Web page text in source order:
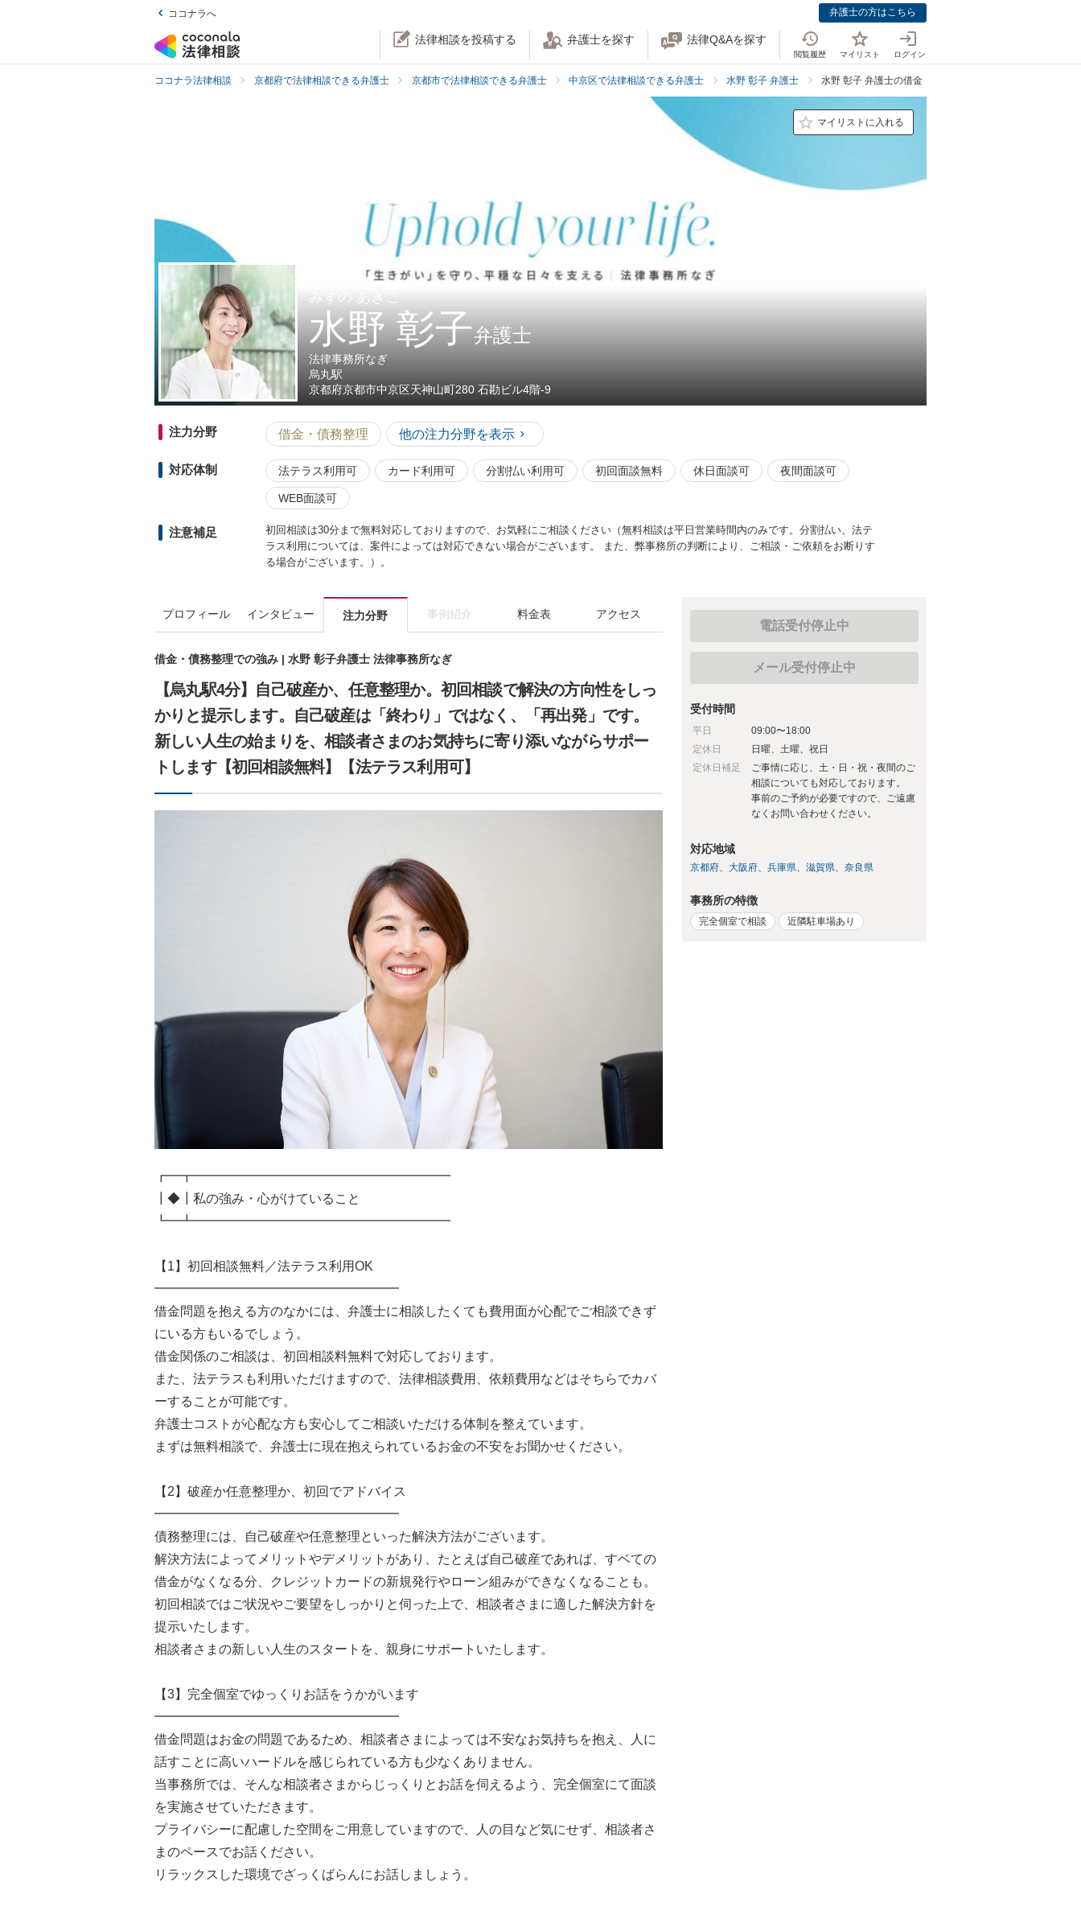
ココナラへ 弁護士の方はこちら
法律相談を投稿する 弁護士を探す 法律Q&Aを探す
閲覧履歴 マイリスト ログイン
ココナラ法律相談 京都府で法律相談できる弁護士 京都市で法律相談できる弁護士 中京区で法律相談できる弁護士 水野 彰子 弁護士 水野 彰子 弁護士の借金・債務整理での強み
マイリストに入れる
みずの あきこ
水野 彰子弁護士
法律事務所なぎ
烏丸駅
京都府京都市中京区天神山町280 石勘ビル4階-9
注力分野 借金・債務整理 他の注力分野を表示
対応体制 法テラス利用可 カード利用可 分割払い利用可 初回面談無料 休日面談可 夜間面談可
WEB面談可
注意補足
初回相談は30分まで無料対応しておりますので、お気軽にご相談ください（無料相談は平日営業時間内のみです。分割払い、法テ
ラス利用については、案件によっては対応できない場合がございます。 また、弊事務所の判断により、ご相談・ご依頼をお断りす
る場合がございます。）。
プロフィール インタビュー 注力分野 事例紹介 料金表 アクセス
借金・債務整理での強み | 水野 彰子弁護士 法律事務所なぎ
【烏丸駅4分】自己破産か、任意整理か。初回相談で解決の方向性をしっ
かりと提示します。自己破産は「終わり」ではなく、「再出発」です。
新しい人生の始まりを、相談者さまのお気持ちに寄り添いながらサポー
トします【初回相談無料】【法テラス利用可】
┏━┳━━━━━━━━━━━━━━━━━━━━
┃◆┃私の強み・心がけていること
┗━┻━━━━━━━━━━━━━━━━━━━━
【1】初回相談無料／法テラス利用OK
━━━━━━━━━━━━━━━━━━━
借金問題を抱える方のなかには、弁護士に相談したくても費用面が心配でご相談できず
にいる方もいるでしょう。
借金関係のご相談は、初回相談料無料で対応しております。
また、法テラスも利用いただけますので、法律相談費用、依頼費用などはそちらでカバ
ーすることが可能です。
弁護士コストが心配な方も安心してご相談いただける体制を整えています。
まずは無料相談で、弁護士に現在抱えられているお金の不安をお聞かせください。
【2】破産か任意整理か、初回でアドバイス
━━━━━━━━━━━━━━━━━━━
債務整理には、自己破産や任意整理といった解決方法がございます。
解決方法によってメリットやデメリットがあり、たとえば自己破産であれば、すベての
借金がなくなる分、クレジットカードの新規発行やローン組みができなくなることも。
初回相談ではご状況やご要望をしっかりと伺った上で、相談者さまに適した解決方針を
提示いたします。
相談者さまの新しい人生のスタートを、親身にサポートいたします。
【3】完全個室でゆっくりお話をうかがいます
━━━━━━━━━━━━━━━━━━━
借金問題はお金の問題であるため、相談者さまによっては不安なお気持ちを抱え、人に
話すことに高いハードルを感じられている方も少なくありません。
当事務所では、そんな相談者さまからじっくりとお話を伺えるよう、完全個室にて面談
を実施させていただきます。
プライバシーに配慮した空間をご用意していますので、人の目など気にせず、相談者さ
まのペースでお話ください。
リラックスした環境でざっくばらんにお話しましょう。
電話受付停止中
メール受付停止中
受付時間
平日
09:00〜18:00
定休日
日曜、土曜、祝日
定休日補足
ご事情に応じ、土・日・祝・夜間のご
相談についても対応しております。
事前のご予約が必要ですので、ご遠慮
なくお問い合わせください。
対応地域
京都府 大阪府 兵庫県 滋賀県 奈良県
事務所の特徴
完全個室で相談 近隣駐車場あり